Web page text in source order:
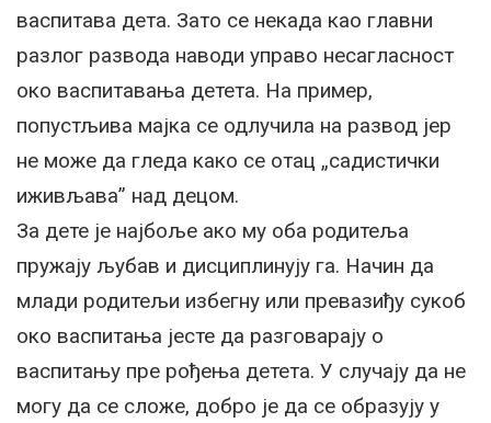
васпитава дета. Зато се некада као главни
разлог развода наводи управо несагласност
око васпитавања детета. На пример,
попустљива мајка се одлучила на развод јер
не може да гледа како се отац „садистички
иживљава” над децом.
За дете је најбоље ако му оба родитеља
пружају љубав и дисциплинују га. Начин да
млади родитељи избегну или превазиђу сукоб
око васпитања јесте да разговарају о
васпитању пре рођења детета. У случају да не
могу да се сложе, добро је да се образују у